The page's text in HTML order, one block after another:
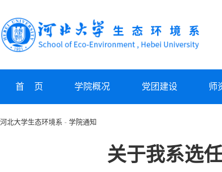
首 页 学院概况 党团建设 师
河北大学生态环境系 - 学院通知
关于我系选